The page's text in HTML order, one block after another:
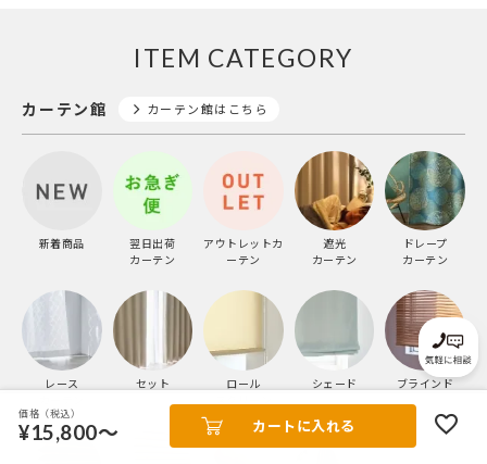
ITEM CATEGORY
カーテン館 カーテン館はこちら
新着商品
翌日出荷
カーテン
アウトレットカ
ーテン
遮光
カーテン
ドレープ
カーテン
レース
セット
ロール
シェード ブラインド
価格（税込）
¥15,800～ カートに入れる